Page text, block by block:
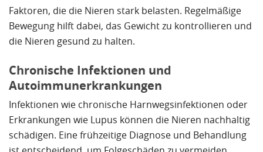
Faktoren, die die Nieren stark belasten. Regelmäßige
Bewegung hilft dabei, das Gewicht zu kontrollieren und
die Nieren gesund zu halten.
Chronische Infektionen und
Autoimmunerkrankungen
Infektionen wie chronische Harnwegsinfektionen oder
Erkrankungen wie Lupus können die Nieren nachhaltig
schädigen. Eine frühzeitige Diagnose und Behandlung